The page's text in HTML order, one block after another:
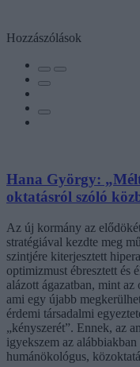
Hozzászólások
Hana György:
oktatásról szóló
Az új kormány az
stratégiával kezdte meg
szintjére kiterjesztett
optimizmust ébresztett és
alázott ágazatban, mint
ami egy újabb
érdemi társadalmi
„kényszerét”. Ennek, az
igyekszem az
humánökológus,